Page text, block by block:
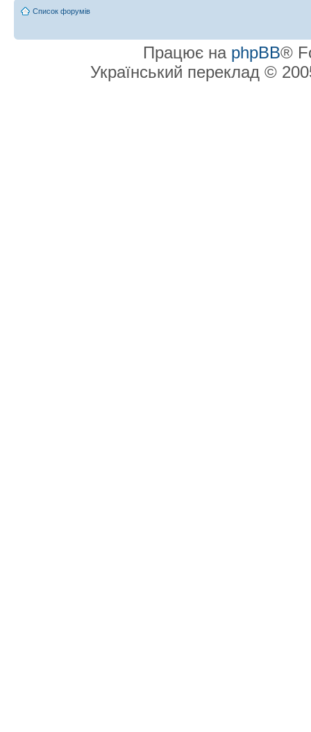
Список форумів
Працює на phpBB®
Український переклад ©